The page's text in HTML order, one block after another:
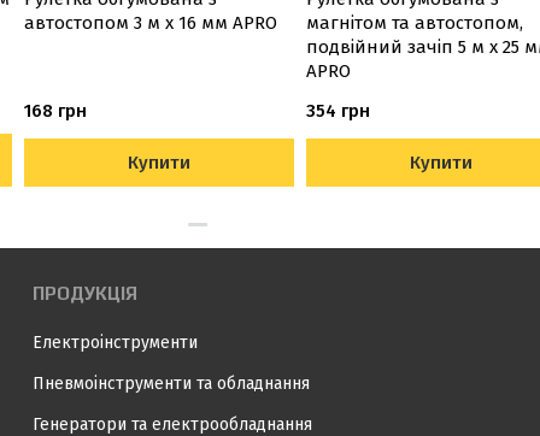
автостопом 3 м х 16 мм APRO
168 грн
Купити
магнітом та автостопом,
подвійний зачіп 5 м х 25
APRO
354 грн
Купити
ПРОДУКЦІЯ
Електроінструменти
Пневмоінструменти та обладнання
Генератори та електрообладнання